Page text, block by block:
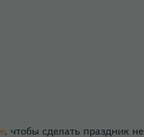
, чтобы сделать праздник не